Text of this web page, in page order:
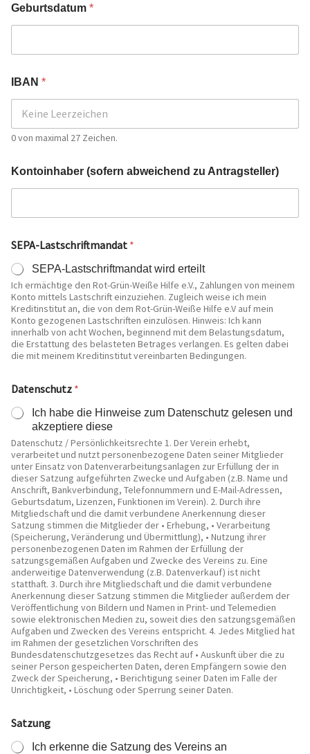
Geburtsdatum *
IBAN *
0 von maximal 27 Zeichen.
Kontoinhaber (sofern abweichend zu Antragsteller)
*
a
b
w
e
i
c
h
e
SEPA-Lastschriftmandat *
SEPA-Lastschriftmandat wird erteilt
Ich ermächtige den Rot-Grün-Weiße Hilfe e.V., Zahlungen von meinem
Konto mittels Lastschrift einzuziehen. Zugleich weise ich mein
Kreditinstitut an, die von dem Rot-Grün-Weiße Hilfe e.V auf mein
Konto gezogenen Lastschriften einzulösen. Hinweis: Ich kann
innerhalb von acht Wochen, beginnend mit dem Belastungsdatum,
die Erstattung des belasteten Betrages verlangen. Es gelten dabei
die mit meinem Kreditinstitut vereinbarten Bedingungen.
Datenschutz *
Ich habe die Hinweise zum Datenschutz gelesen und
akzeptiere diese
Datenschutz / Persönlichkeitsrechte 1. Der Verein erhebt,
verarbeitet und nutzt personenbezogene Daten seiner Mitglieder
unter Einsatz von Datenverarbeitungsanlagen zur Erfüllung der in
dieser Satzung aufgeführten Zwecke und Aufgaben (z.B. Name und
Anschrift, Bankverbindung, Telefonnummern und E-Mail-Adressen,
Geburtsdatum, Lizenzen, Funktionen im Verein). 2. Durch ihre
Mitgliedschaft und die damit verbundene Anerkennung dieser
Satzung stimmen die Mitglieder der • Erhebung, • Verarbeitung
(Speicherung, Veränderung und Übermittlung), • Nutzung ihrer
personenbezogenen Daten im Rahmen der Erfüllung der
satzungsgemäßen Aufgaben und Zwecke des Vereins zu. Eine
anderweitige Datenverwendung (z.B. Datenverkauf) ist nicht
statthaft. 3. Durch ihre Mitgliedschaft und die damit verbundene
Anerkennung dieser Satzung stimmen die Mitglieder außerdem der
Veröffentlichung von Bildern und Namen in Print- und Telemedien
sowie elektronischen Medien zu, soweit dies den satzungsgemäßen
Aufgaben und Zwecken des Vereins entspricht. 4. Jedes Mitglied hat
im Rahmen der gesetzlichen Vorschriften des
Bundesdatenschutzgesetzes das Recht auf • Auskunft über die zu
seiner Person gespeicherten Daten, deren Empfängern sowie den
Zweck der Speicherung, • Berichtigung seiner Daten im Falle der
Unrichtigkeit, • Löschung oder Sperrung seiner Daten.
Satzung
Ich erkenne die Satzung des Vereins an